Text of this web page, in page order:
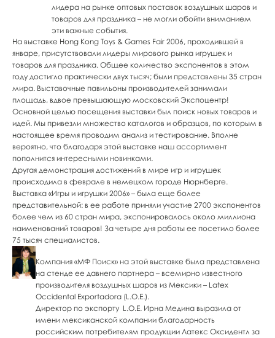
лидера на рынке оптовых поставок воздушных шаров и
товаров для праздника – не могли обойти вниманием
эти важные события.
На выставке Hong Kong Toys & Games Fair 2006, проходившей в
январе, присутствовали лидеры мирового рынка игрушек и
товаров для праздника. Общее количество экспонентов в этом
году достигло практически двух тысяч; были представлены 35 стран
мира. Выставочные павильоны производителей занимали
площадь, вдвое превышающую московский Экспоцентр!
Основной целью посещения выставки был поиск новых товаров и
идей. Мы привезли множество каталогов и образцов, по которым в
настоящее время проводим анализ и тестирование. Вполне
вероятно, что благодаря этой выставке наш ассортимент
пополнится интересными новинками.
Другая демонстрация достижений в мире игр и игрушек
происходила в феврале в немецком городе Нюрнберге.
Выставка «Игры и игрушки 2006» – была еще более
представительной: в ее работе приняли участие 2700 экспонентов
более чем из 60 стран мира, экспонировалось около миллиона
наименований товаров! За четыре дня работы ее посетило более
75 тысяч специалистов.
Компания «МФ Поиск» на этой выставке была представлена
на стенде ее давнего партнера – всемирно известного
производителя воздушных шаров из Мексики – Latex
Occidental Exportadora (L.O.E.).
Директор по экспорту L.O.E. Ирна Медина выразила от
имени мексиканской компании благодарность
российским потребителям продукции Латекс Оксидентл за